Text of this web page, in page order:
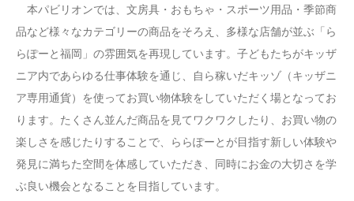
本パビリオンでは、文房具・おもちゃ・スポーツ用品・季節商
品など様々なカテゴリーの商品をそろえ、多様な店舗が並ぶ「ら
らぽーと福岡」の雰囲気を再現しています。子どもたちがキッザ
ニア内であらゆる仕事体験を通じ、自ら稼いだキッゾ（キッザニ
ア専用通貨）を使ってお買い物体験をしていただく場となってお
ります。たくさん並んだ商品を見てワクワクしたり、お買い物の
楽しさを感じたりすることで、ららぽーとが目指す新しい体験や
発見に満ちた空間を体感していただき、同時にお金の大切さを学
ぶ良い機会となることを目指しています。